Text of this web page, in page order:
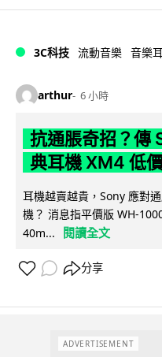
3C科技 流動音樂 音樂
arthur 6 小時
抗通脹奇招？傳
典耳機 XM4 低
耳機越賣越貴，Sony 應對
機？ 消息指平價版 WH-
40m...
閱讀全文
分享
ADVERTISEMENT